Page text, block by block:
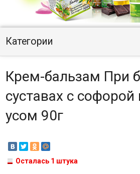
Категории
Крем-бальзам При
суставах с
усом 90г
Осталась 1 штука